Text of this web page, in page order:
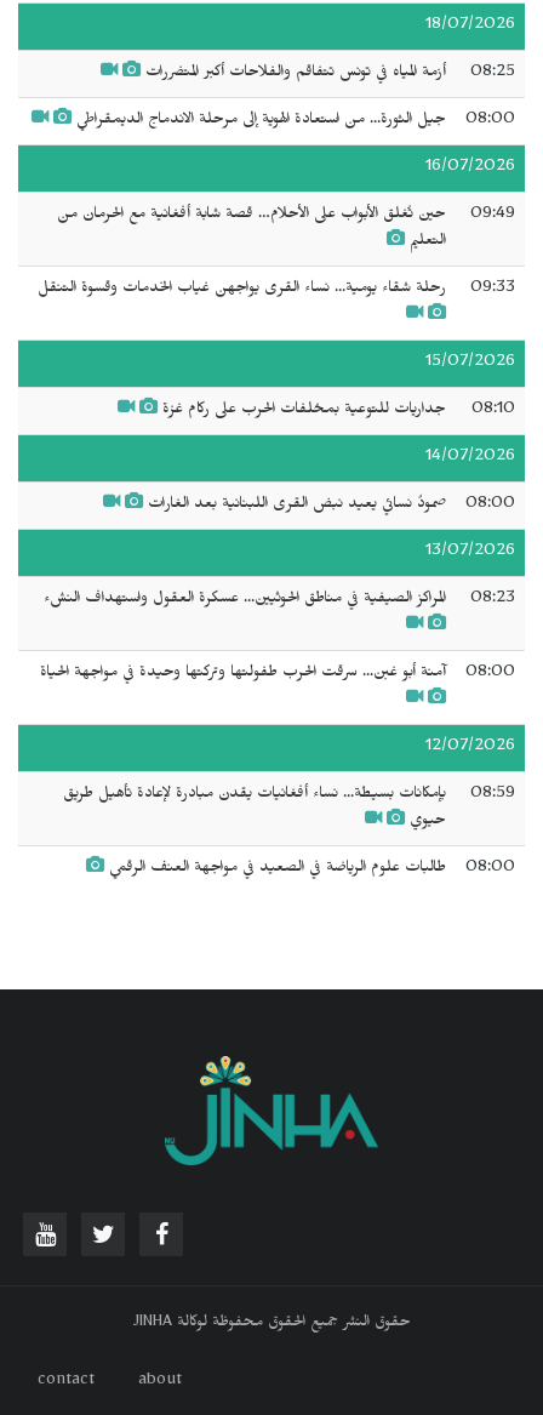
18/07/2026
08:25 أزمة المياه في تونس تتفاقم والفلاحات أكبر المتضررات
08:00 جيل الثورة... من استعادة الهوية إلى مرحلة الاندماج الديمقراطي
16/07/2026
09:49
حين تُغلق الأبواب على الأحلام… قصة شابة أفغانية مع الحرمان من
التعليم
09:33 رحلة شقاء يومية... نساء القرى يواجهن غياب الخدمات وقسوة التنقل
15/07/2026
08:10 جداريات للتوعية بمخلفات الحرب على ركام غزة
14/07/2026
08:00 صمودٌ نسائي يعيد نبض القرى اللبنانية بعد الغارات
13/07/2026
08:23 المراكز الصيفية في مناطق الحوثيين... عسكرة العقول واستهداف النشء
08:00 آمنة أبو غبن... سرقت الحرب طفولتها وتركتها وحيدة في مواجهة الحياة
12/07/2026
08:59
بإمكانات بسيطة... نساء أفغانيات يقدن مبادرة لإعادة تأهيل طريق
حيوي
08:00 طالبات علوم الرياضة في الصعيد في مواجهة العنف الرقمي
حقوق النشر جميع الحقوق محفوظة لوكالة JINHA
about
contact